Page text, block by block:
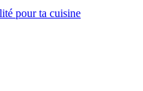
pour ta cuisine